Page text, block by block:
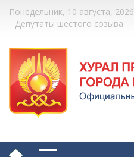
Понедельник, 10 августа, 2026
Депутаты шестого созыва